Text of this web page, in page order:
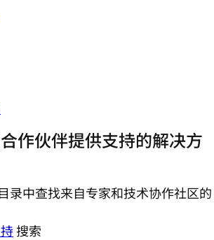
作伙伴提供支持的解决方
录中查找来自专家和技术协作社区的
搜索